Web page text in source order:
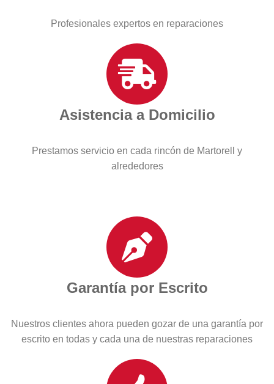
Profesionales expertos en reparaciones
Asistencia a Domicilio
Prestamos servicio en cada rincón de Martorell y
alrededores
Garantía por Escrito
Nuestros clientes ahora pueden gozar de una garantía por
escrito en todas y cada una de nuestras reparaciones